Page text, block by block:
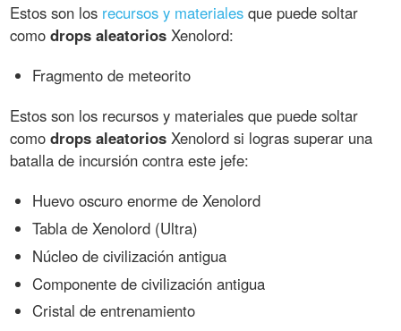
Estos son los recursos y materiales que puede soltar
comodrops aleatorios Xenolord:
Fragmento de meteorito
Estos son los recursos y materiales que puede soltar
comodrops aleatorios Xenolord si logras superar una
batalla de incursión contra este jefe:
Huevo oscuro enorme de Xenolord
Tabla de Xenolord (Ultra)
Núcleo de civilización antigua
Componente de civilización antigua
Cristal de entrenamiento